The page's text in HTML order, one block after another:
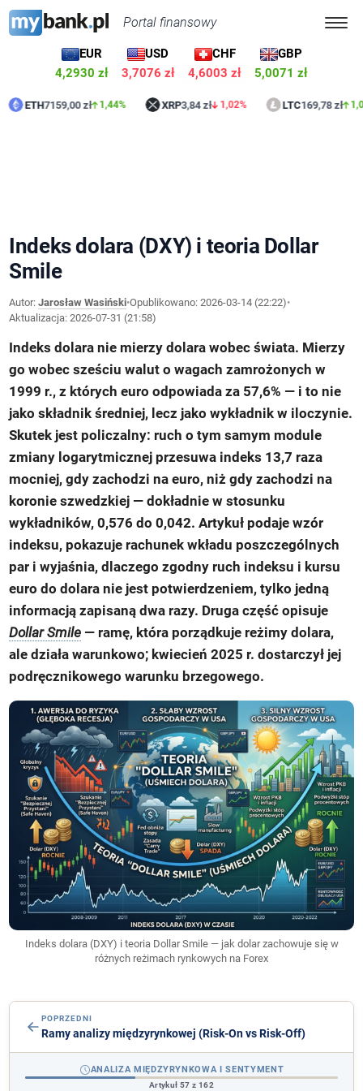
Portal finansowy
EUR
4,2930 zł
USD
3,7076 zł
CHF
4,6003 zł
GBP
5,0071 zł
ETH7159,00 zł 1,44% XRP3,84 zł 1,02% LTC169,78 zł 1,06%
Indeks dolara (DXY) i teoria Dollar
Smile
Autor:Jarosław Wasiński•Opublikowano:2026-03-14 (22:22)•
Aktualizacja:2026-07-31 (21:58)
Indeks dolara nie mierzy dolara wobec świata. Mierzy
go wobec sześciu walut o wagach zamrożonych w
1999 r., z których euro odpowiada za 57,6% — i to nie
jako składnik średniej, lecz jako wykładnik w iloczynie.
Skutek jest policzalny: ruch o tym samym module
zmiany logarytmicznej przesuwa indeks 13,7 raza
mocniej, gdy zachodzi na euro, niż gdy zachodzi na
koronie szwedzkiej — dokładnie w stosunku
wykładników, 0,576 do 0,042. Artykuł podaje wzór
indeksu, pokazuje rachunek wkładu poszczególnych
par i wyjaśnia, dlaczego zgodny ruch indeksu i kursu
euro do dolara nie jest potwierdzeniem, tylko jedną
informacją zapisaną dwa razy. Druga część opisuje
Dollar Smile — ramę, która porządkuje reżimy dolara,
ale działa warunkowo; kwiecień 2025 r. dostarczył jej
podręcznikowego warunku brzegowego.
Indeks dolara (DXY) i teoria Dollar Smile — jak dolar zachowuje się w
różnych reżimach rynkowych na Forex
POPRZEDNI
Ramy analizy międzyrynkowej (Risk-On vs Risk-Off)
ANALIZA MIĘDZYRYNKOWA I SENTYMENT
Artykuł 57 z 162